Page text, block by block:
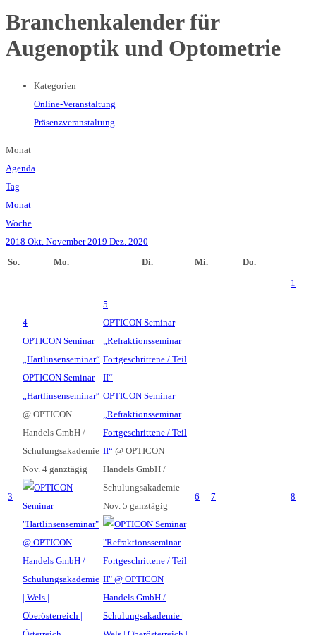
Branchenkalender für
Augenoptik und Optometrie
Kategorien
Online-Veranstaltung
Präsenzveranstaltung
Monat
Agenda
Tag
Monat
Woche
2018 Okt. November 2019 Dez. 2020
So.
Mo. Di. Mi.
Do.
1
3
4
OPTICON Seminar
„Hartlinsenseminar“
OPTICON Seminar
„Hartlinsenseminar“
@ OPTICON
Handels GmbH /
Schulungsakademie
Nov. 4 ganztägig
5
OPTICON Seminar
„Refraktionsseminar
Fortgeschrittene / Teil
II“
OPTICON Seminar
„Refraktionsseminar
Fortgeschrittene / Teil
II“ @ OPTICON
Handels GmbH /
Schulungsakademie
Nov. 5 ganztägig
6 7 8